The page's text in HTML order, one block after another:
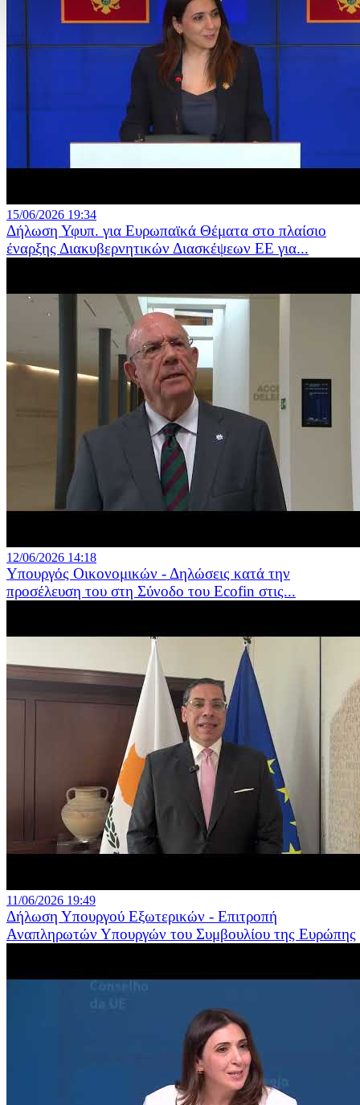
15/06/2026 19:34
Δήλωση Υφυπ. για Ευρωπαϊκά Θέματα στο πλαίσιο
έναρξης Διακυβερνητικών Διασκέψεων ΕΕ για...
12/06/2026 14:18
Υπουργός Οικονομικών - Δηλώσεις κατά την
προσέλευση του στη Σύνοδο του Ecofin στις...
11/06/2026 19:49
Δήλωση Υπουργού Εξωτερικών - Επιτροπή
Αναπληρωτών Υπουργών του Συμβουλίου της Ευρώπης